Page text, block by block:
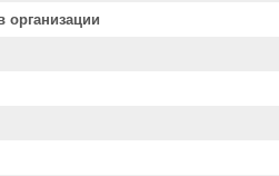
организации